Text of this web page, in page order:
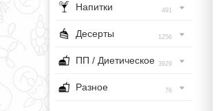
Напитки 491
Десерты 1256
ПП / Диетическое 3929
Разное 76